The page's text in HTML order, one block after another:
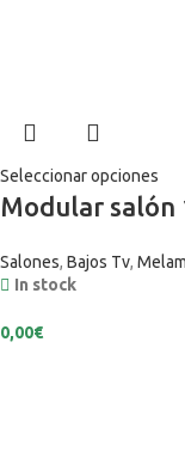
Seleccionar opciones
Modular salón
Salones, Bajos Tv,
In stock
0,00€